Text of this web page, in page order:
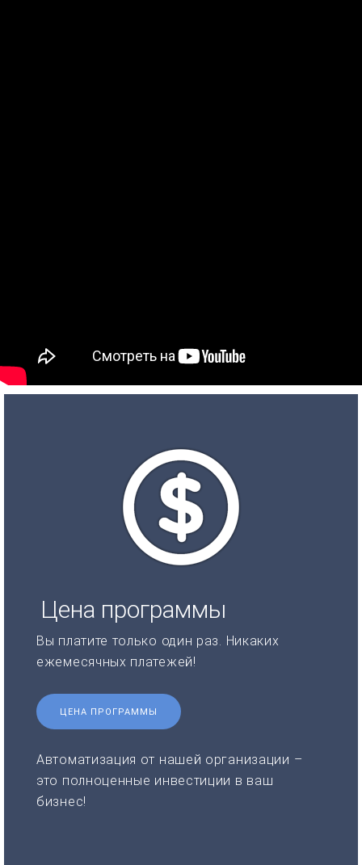
Цена программы
Вы платите только один раз. Никаких
ежемесячных платежей!
ЦЕНА ПРОГРАММЫ
Автоматизация от нашей организации –
это полноценные инвестиции в ваш
бизнес!